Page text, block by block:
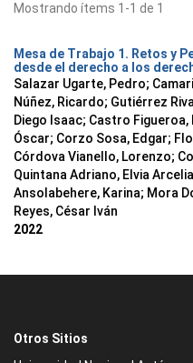
Mostrando ítems 1-1 de 1
Mesa de Trabajo 1. Retos y
desde el derecho a los
Salazar Ugarte, Pedro;
Núñez, Ricardo; Gutiérrez
Diego Isaac; Castro Figueroa,
Óscar; Corzo Sosa, Edgar;
Córdova Vianello, Lorenzo;
Quintana Adriano, Elvia Arcelia
Ansolabehere, Karina; Mora
Reyes, César Iván
2022
Otros Sitios